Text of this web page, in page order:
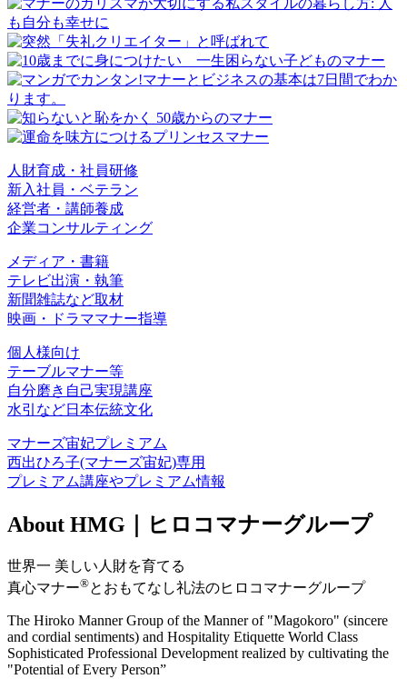
人財育成・社員研修
新入社員・ベテラン
経営者・講師養成
企業コンサルティング
メディア・書籍
テレビ出演・執筆
新聞雑誌など取材
映画・ドラママナー指導
個人様向け
テーブルマナー等
自分磨き自己実現講座
水引など日本伝統文化
マナーズ宙妃プレミアム
西出ひろ子(マナーズ宙妃)専用
プレミアム講座やプレミアム情報
About HMG｜ヒロコマナーグループ
世界一 美しい人財を育てる
真心マナー®とおもてなし礼法のヒロコマナーグループ
The Hiroko Manner Group of the Manner of "Magokoro" (sincere
and cordial sentiments) and Hospitality Etiquette World Class
Sophisticated Professional Development realized by cultivating the
"Potential of Every Person”